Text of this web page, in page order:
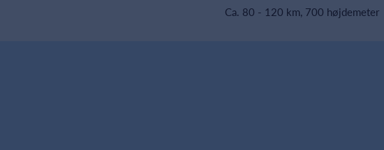
Ca. 80 - 120 km, 700 højdemeter